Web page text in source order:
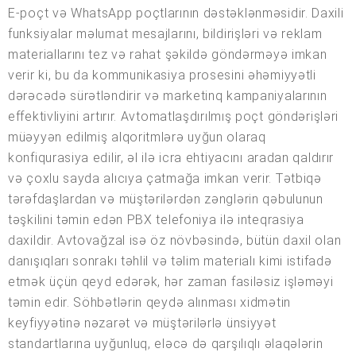
E-poçt və WhatsApp poçtlarının dəstəklənməsidir. Daxili
funksiyalar məlumat mesajlarını, bildirişləri və reklam
materiallarını tez və rahat şəkildə göndərməyə imkan
verir ki, bu da kommunikasiya prosesini əhəmiyyətli
dərəcədə sürətləndirir və marketinq kampaniyalarının
effektivliyini artırır. Avtomatlaşdırılmış poçt göndərişləri
müəyyən edilmiş alqoritmlərə uyğun olaraq
konfiqurasiya edilir, əl ilə icra ehtiyacını aradan qaldırır
və çoxlu sayda alıcıya çatmağa imkan verir. Tətbiqə
tərəfdaşlardan və müştərilərdən zənglərin qəbulunun
təşkilini təmin edən PBX telefoniya ilə inteqrasiya
daxildir. Avtovağzal isə öz növbəsində, bütün daxil olan
danışıqları sonrakı təhlil və təlim materialı kimi istifadə
etmək üçün qeyd edərək, hər zaman fasiləsiz işləməyi
təmin edir. Söhbətlərin qeydə alınması xidmətin
keyfiyyətinə nəzarət və müştərilərlə ünsiyyət
standartlarına uyğunluq, eləcə də qarşılıqlı əlaqələrin